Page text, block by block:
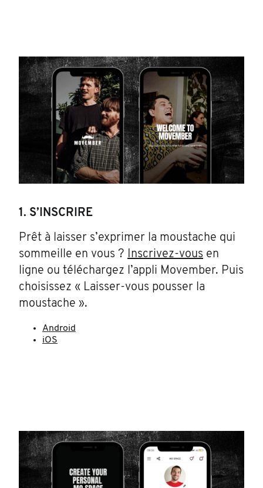
1. S’INSCRIRE
Prêt à laisser s’exprimer la moustache qui
sommeille en vous ? Inscrivez-vous en
ligne ou téléchargez l’appli Movember. Puis
choisissez « Laisser-vous pousser la
moustache ».
Android
iOS